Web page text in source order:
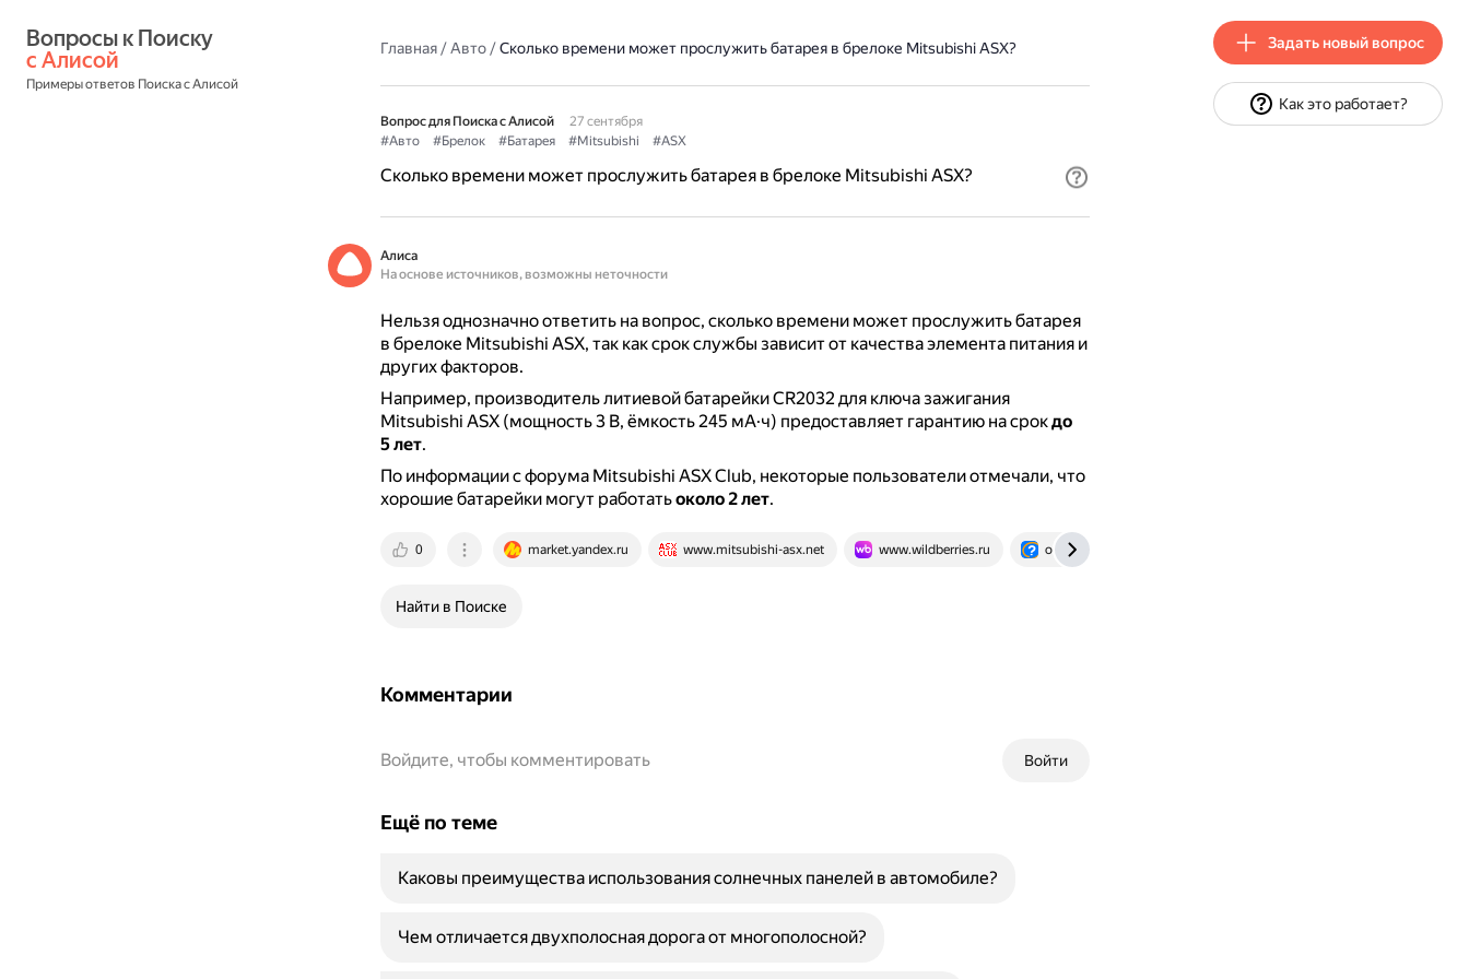
с Алисой
Примеры ответов Поиска с Алисой
Главная/Авто/Сколько времени может прослужить батарея в брелоке Mitsubishi ASX?
Вопрос для Поиска с Алисой
27 сентября
#Авто
#Брелок #Батарея #Mitsubishi #ASX
Сколько времени может прослужить батарея в брелоке Mitsubishi ASX?
Алиса
На основе источников, возможны неточности
Нельзя однозначно ответить на вопрос, сколько времени может прослужить батарея
в брелоке Mitsubishi ASX, так как срок службы зависит от качества элемента питания и
других факторов.
Например, производитель литиевой батарейки CR2032 для ключа зажигания
Mitsubishi ASX (мощность 3 В, ёмкость 245 мА·ч) предоставляет гарантию на срокдо
5 лет.
По информации с форума Mitsubishi ASX Club, некоторые пользователи отмечали, что
хорошие батарейки могут работатьоколо 2 лет.
0 market.yandex.ru www.mitsubishi-asx.net www.wildberries.ru otvet.mail.ru
Найти в Поиске
Комментарии
Войти
Войдите, чтобы комментировать
Ещё по теме
Каковы преимущества использования солнечных панелей в автомобиле?
Чем отличается двухполосная дорога от многополосной?
Задать новый вопрос
Как это работает?